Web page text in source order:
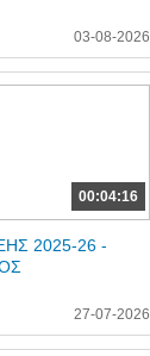
03-08-2026
00:04:16
2025-26 -
27-07-2026